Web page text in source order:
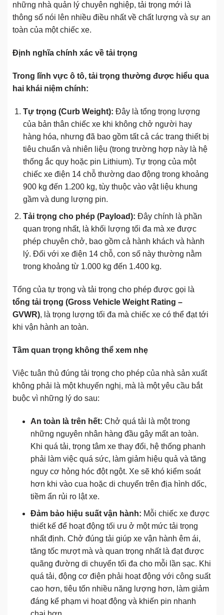
những nhà quản lý chuyên nghiệp, tải trọng mới là
thông số nói lên nhiều điều nhất về chất lượng và sự an
toàn của một chiếc xe.
Định nghĩa chính xác về tải trọng
Trong lĩnh vực ô tô, tải trọng thường được hiểu qua
hai khái niệm chính:
Tự trọng (Curb Weight): Đây là tổng trọng lượng
của bản thân chiếc xe khi không chở người hay
hàng hóa, nhưng đã bao gồm tất cả các trang thiết bị
tiêu chuẩn và nhiên liệu (trong trường hợp này là hệ
thống ắc quy hoặc pin Lithium). Tự trọng của một
chiếc xe điện 14 chỗ thường dao động trong khoảng
900 kg đến 1.200 kg, tùy thuộc vào vật liệu khung
gầm và dung lượng pin.
Tải trọng cho phép (Payload): Đây chính là phần
quan trọng nhất, là khối lượng tối đa mà xe được
phép chuyên chở, bao gồm cả hành khách và hành
lý. Đối với xe điện 14 chỗ, con số này thường nằm
trong khoảng từ 1.000 kg đến 1.400 kg.
Tổng của tự trọng và tải trọng cho phép được gọi là
tổng tải trọng (Gross Vehicle Weight Rating –
GVWR), là trọng lượng tối đa mà chiếc xe có thể đạt tới
khi vận hành an toàn.
Tầm quan trọng không thể xem nhẹ
Việc tuân thủ đúng tải trọng cho phép của nhà sản xuất
không phải là một khuyến nghị, mà là một yêu cầu bắt
buộc vì những lý do sau:
An toàn là trên hết: Chở quá tải là một trong
những nguyên nhân hàng đầu gây mất an toàn.
Khi quá tải, trọng tâm xe thay đổi, hệ thống phanh
phải làm việc quá sức, làm giảm hiệu quả và tăng
nguy cơ hỏng hóc đột ngột. Xe sẽ khó kiểm soát
hơn khi vào cua hoặc di chuyển trên địa hình dốc,
tiềm ẩn rủi ro lật xe.
Đảm bảo hiệu suất vận hành: Mỗi chiếc xe được
thiết kế để hoạt động tối ưu ở một mức tải trọng
nhất định. Chở đúng tải giúp xe vận hành êm ái,
tăng tốc mượt mà và quan trọng nhất là đạt được
quãng đường di chuyển tối đa cho mỗi lần sạc. Khi
quá tải, động cơ điện phải hoạt động với công suất
cao hơn, tiêu tốn nhiều năng lượng hơn, làm giảm
đáng kể phạm vi hoạt động và khiến pin nhanh